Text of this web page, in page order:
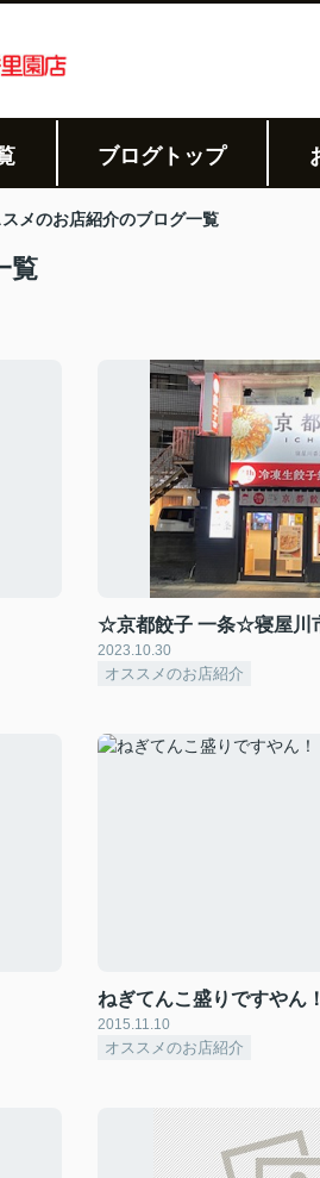
ブログトップ
メのお店紹介のブログ一覧
覧
☆京都餃子 一条☆寝屋川
2023.10.30
オススメのお店紹介
ねぎてんこ盛りですやん
2015.11.10
オススメのお店紹介